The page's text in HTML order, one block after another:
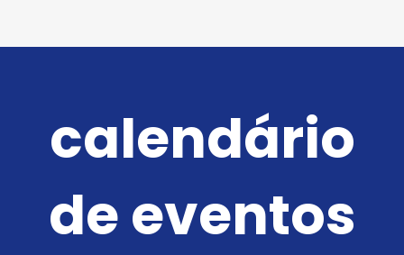
calendário
de eventos